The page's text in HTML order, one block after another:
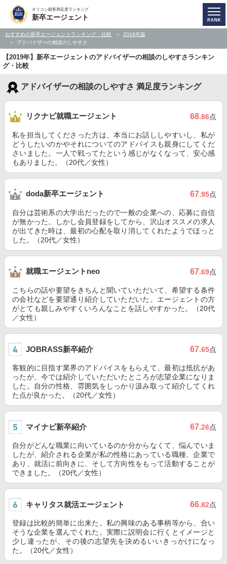
オリコン顧客満足度ランキング
新卒エージェント
おすすめの新卒エージェントランキング・比較
2019年版
アドバイザーの相談のしやすさ
【2019年】新卒エージェントのアドバイザーの相談のしやすさランキン
グ・比較
アドバイザーの相談のしやすさ 満足度ランキング
リクナビ就職エージェント 68.86点
私を担当してくださった方は、本当にお話ししやすいし、私が
どうしたいのかやそれについてのアドバイスも親身にしてくだ
さいました。一人で戦ってたという感じがなくなって、安心感
もありました。（20代／女性）
doda新卒エージェント 67.95点
自分は芸術系の大学出だったので一般の企業への、応募に自信
が無かった。しかし会員登録をしてから、沢山オススメの求人
が出てきた時は、最初の心配を取り消してくれたようでほっと
した。（20代／女性）
就職エージェントneo 67.69点
こちらの話や要望をきちんと聞いていただいて、希望する条件
の会社などを要望通り紹介していただいた。エージェントの方
がとても親しみやすくいろんなことを話しやすかった。（20代
／女性）
JOBRASS新卒紹介 67.65点
客観的に目指す業界のアドバイスをもらえて、最初は抵抗があ
ったが、今では紹介していただいたところが志望企業になりま
した。自分の性格、雰囲気をしっかり汲み取って紹介してくれ
た点が良かった。（20代／女性）
マイナビ新卒紹介 67.26点
自分がどんな職業に向いているのか分からなくて、悩んでいま
したが、紹介される企業が私の性格にあっている職種、企業で
あり、就活に前向きに、そして方向性をもって活動することが
できました。（20代／女性）
キャリタス就活エージェント 66.82点
登録は比較的簡単に出来た。私の興味のある事柄等から、合い
そうな企業を選んでくれた。実際に説明会に行くとイメージと
少し違ったが、その後の志望先を決めるいいきっかけになっ
た。（20代／女性）